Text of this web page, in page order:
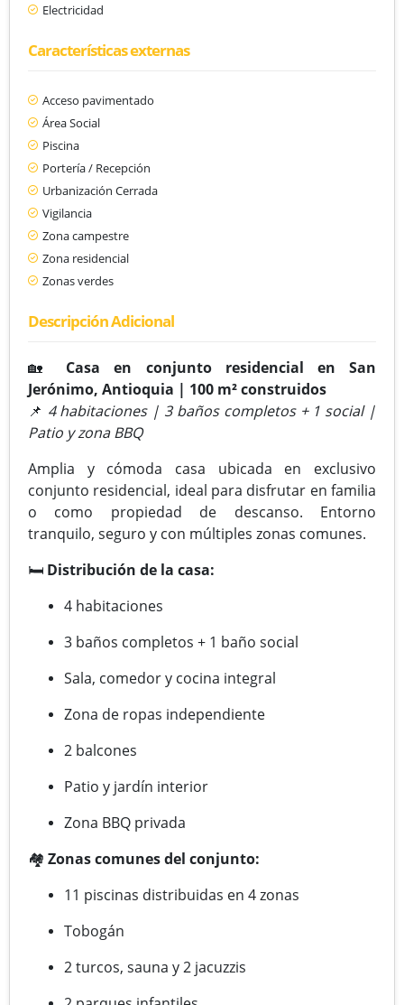
Electricidad
Características externas
Acceso pavimentado
Área Social
Piscina
Portería / Recepción
Urbanización Cerrada
Vigilancia
Zona campestre
Zona residencial
Zonas verdes
Descripción Adicional
🏡 Casa en conjunto residencial en San
Jerónimo, Antioquia | 100 m² construidos
📌 4 habitaciones | 3 baños completos + 1 social |
Patio y zona BBQ
Amplia y cómoda casa ubicada en exclusivo
conjunto residencial, ideal para disfrutar en familia
o como propiedad de descanso. Entorno
tranquilo, seguro y con múltiples zonas comunes.
🛏 Distribución de la casa:
4 habitaciones
3 baños completos + 1 baño social
Sala, comedor y cocina integral
Zona de ropas independiente
2 balcones
Patio y jardín interior
Zona BBQ privada
🏘 Zonas comunes del conjunto:
11 piscinas distribuidas en 4 zonas
Tobogán
2 turcos, sauna y 2 jacuzzis